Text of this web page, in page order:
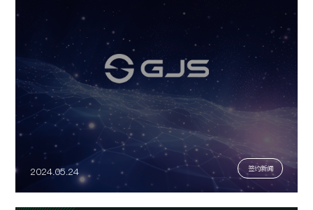
2024.05.24 签约新闻